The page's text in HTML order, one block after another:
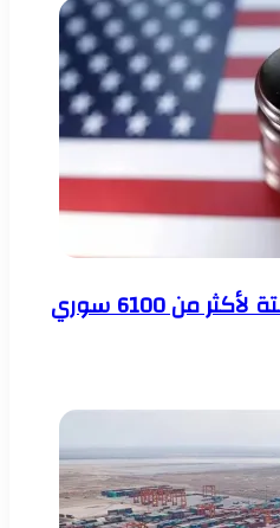
إيقاف إلغاء الحماية المؤقتة لأكثر من 6100 سوري